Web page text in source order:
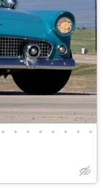
• • • • • • • •